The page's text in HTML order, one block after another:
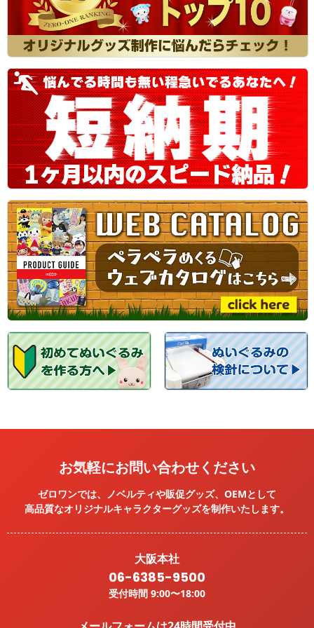
お気軽にお問い合わせください
ゼロワンでは、ノベルティや販促グッズ、OEMとして
高品質なオリジナルキャラクターグッズを制作いたします。
大阪本社
06-6385-9500
受付時間 9:00〜18:00